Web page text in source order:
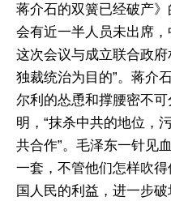
蒋介石的双簧已经破产
会有近一半人员未出席
这次会议与成立联合政
独裁统治为目的”。蒋介
尔利的怂恿和撑腰密不
明，“抹杀中共的地位，
共合作”。毛泽东一针见
一套，不管他们怎样吹
国人民的利益，进一步